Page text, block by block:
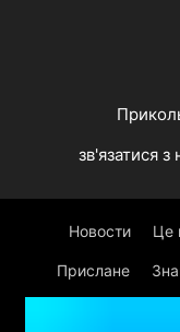
зв'язатися з
Новости Це
Прислане